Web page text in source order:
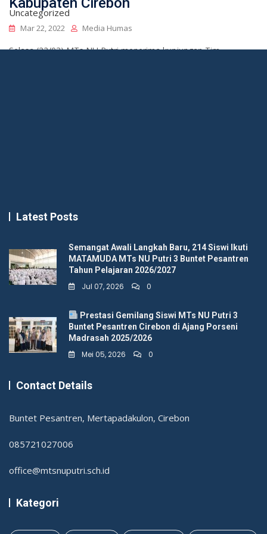
Mar 22, 2022 Media Humas
Selasa (22/03) MTs NU Putri menerima kunjungan Tim
Uncategorized
Latest Posts
Semangat Awali Langkah Baru, 214 Siswi Ikuti
MATAMUDA MTs NU Putri 3 Buntet Pesantren
Tahun Pelajaran 2026/2027
Jul 07, 2026 0
Prestasi Gemilang Siswi MTs NU Putri 3
Buntet Pesantren Cirebon di Ajang Porseni
Madrasah 2025/2026
Mei 05, 2026 0
Contact Details
Buntet Pesantren, Mertapadakulon, Cirebon
085721027006
office@mtsnuputri.sch.id
Kategori